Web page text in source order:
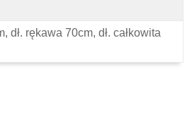
dł. rękawa 70cm, dł. całkowita